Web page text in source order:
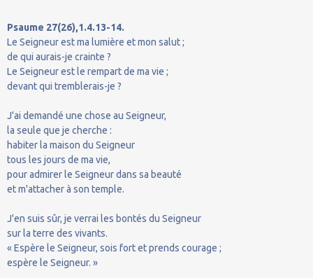
Psaume 27(26),1.4.13-14.
Le Seigneur est ma lumière et mon salut ;
de qui aurais-je crainte ?
Le Seigneur est le rempart de ma vie ;
devant qui tremblerais-je ?
J'ai demandé une chose au Seigneur,
la seule que je cherche :
habiter la maison du Seigneur
tous les jours de ma vie,
pour admirer le Seigneur dans sa beauté
et m'attacher à son temple.
J'en suis sûr, je verrai les bontés du Seigneur
sur la terre des vivants.
« Espère le Seigneur, sois fort et prends courage ;
espère le Seigneur. »